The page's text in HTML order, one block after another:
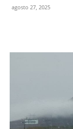
agosto 27, 2025